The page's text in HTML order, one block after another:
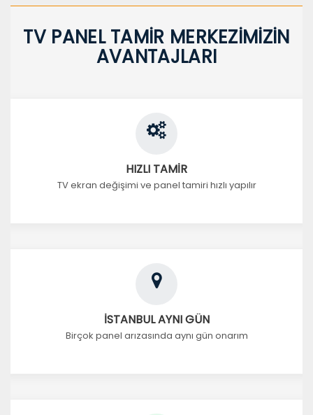
TV PANEL TAMİR MERKEZİMİZİN
AVANTAJLARI
HIZLI TAMİR
TV ekran değişimi ve panel tamiri hızlı yapılır
İSTANBUL AYNI GÜN
Birçok panel arızasında aynı gün onarım